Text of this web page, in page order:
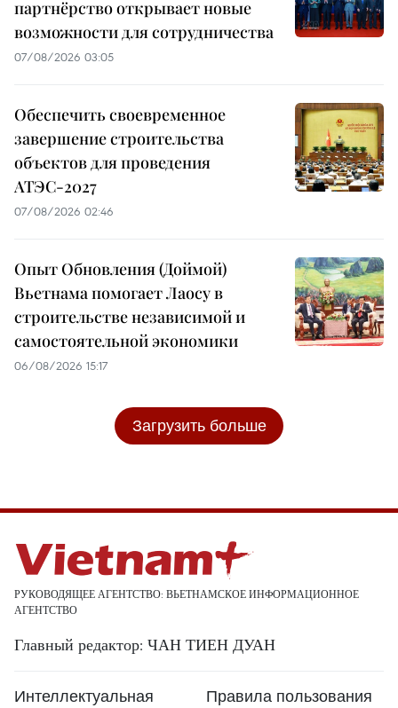
партнёрство открывает новые
возможности для сотрудничества
07/08/2026 03:05
Обеспечить своевременное
завершение строительства
объектов для проведения
АТЭС-2027
07/08/2026 02:46
Опыт Обновления (Доймой)
Вьетнама помогает Лаосу в
строительстве независимой и
самостоятельной экономики
06/08/2026 15:17
Загрузить больше
РУКОВОДЯЩЕЕ АГЕНТСТВО: ВЬЕТНАМСКОЕ ИНФОРМАЦИОННОЕ
АГЕНТСТВО
Главный редактор: ЧАН ТИЕН ДУАН
Интеллектуальная
Правила пользования